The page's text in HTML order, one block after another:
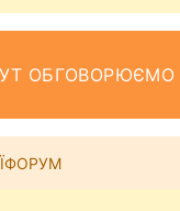
ОБГОВОРЮЄМО
ФОРУМ